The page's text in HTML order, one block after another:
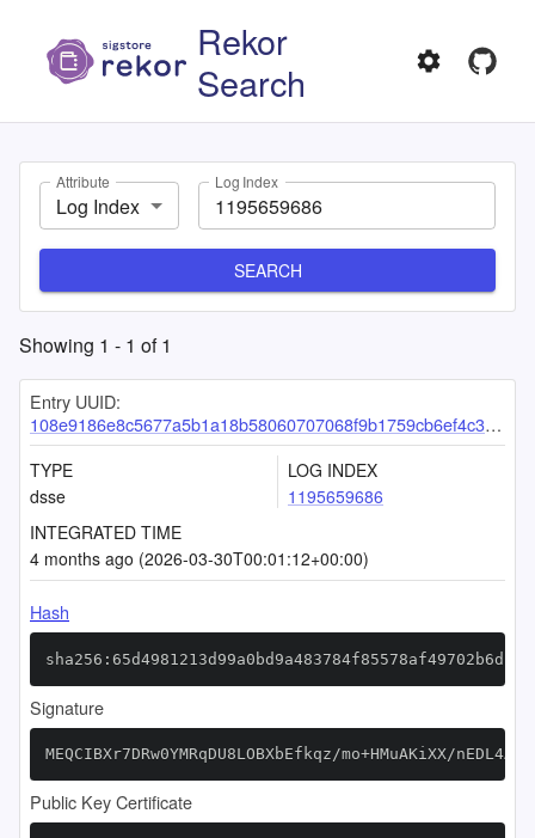
Rekor
Search
Attribute
Log Index
Log Index
SEARCH
Showing 1 - 1 of1
Entry UUID:
108e9186e8c5677a5b1a18b58060707068f9b1759cb6ef4c31e94b4f2f03a5fd6a02bdb924ea7b98
TYPE
dsse
LOG INDEX
1195659686
INTEGRATED TIME
4 months ago (2026-03-30T00:01:12+00:00)
Hash
Signature
MEQCIBXr7DRw0YMRqDU8LOBXbEfkqz/mo+HMuAKiXX/
Public Key Certificate